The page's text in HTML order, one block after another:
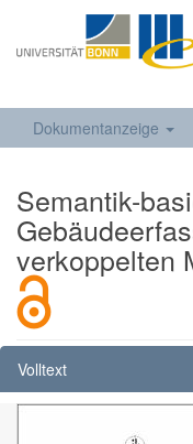
Dokumentanzeige
Semantik-
verkoppelten
Volltext